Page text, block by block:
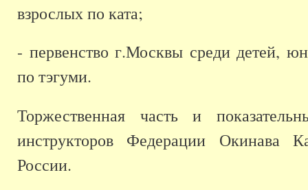
взрослых по ката;
- первенство г.Москвы среди детей,
по тэгуми.
Торжественная часть и
инструкторов Федерации Окинава
России.